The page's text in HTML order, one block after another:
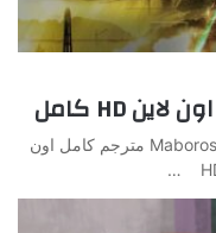
مشاهدة وتحميل فيلم مابوروشي – Maboroshi 2023 مترجم كامل اون